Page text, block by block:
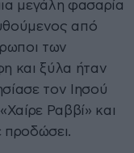
μεγάλη φασαρία
από
των
και ξύλα ήταν
τον Ιησού
Ραββί» και
προδώσει.